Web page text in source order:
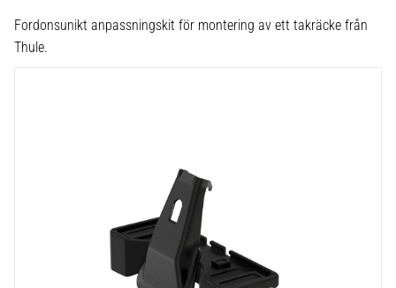
Fordonsunikt anpassningskit för montering av ett takräcke från
Thule.